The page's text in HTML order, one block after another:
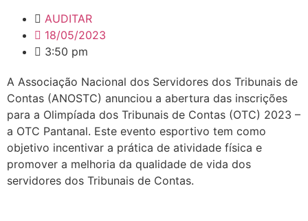
AUDITAR
18/05/2023
3:50 pm
A Associação Nacional dos Servidores dos Tribunais de
Contas (ANOSTC) anunciou a abertura das inscrições
para a Olimpíada dos Tribunais de Contas (OTC) 2023 –
a OTC Pantanal. Este evento esportivo tem como
objetivo incentivar a prática de atividade física e
promover a melhoria da qualidade de vida dos
servidores dos Tribunais de Contas.